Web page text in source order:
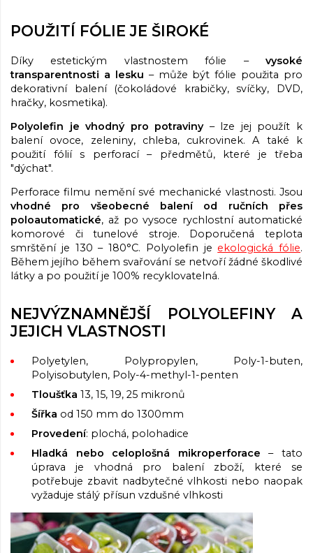
POUŽITÍ FÓLIE JE ŠIROKÉ
Díky estetickým vlastnostem fólie – vysoké
transparentnosti a lesku – může být fólie použita pro
dekorativní balení (čokoládové krabičky, svíčky, DVD,
hračky, kosmetika).
Polyolefin je vhodný pro potraviny– lze jej použít k
balení ovoce, zeleniny, chleba, cukrovinek. A také k
použití fólií s perforací – předmětů, které je třeba
"dýchat".
Perforace filmu nemění své mechanické vlastnosti. Jsou
vhodné pro všeobecné balení od ručních přes
poloautomatické, až po vysoce rychlostní automatické
komorové či tunelové stroje. Doporučená teplota
smrštění je 130 – 180°C. Polyolefin je ekologická fólie.
Během jejího během svařování se netvoří žádné škodlivé
látky a po použití je 100% recyklovatelná.
NEJVÝZNAMNĚJŠÍ POLYOLEFINY A
JEJICH VLASTNOSTI
Polyetylen, Polypropylen, Poly-1-buten,
Polyisobutylen, Poly-4-methyl-1-penten
Tloušťka 13, 15, 19, 25 mikronů
Šířka od 150 mm do 1300mm
Provedení: plochá, polohadice
Hladká nebo celoplošná mikroperforace – tato
úprava je vhodná pro balení zboží, které se
potřebuje zbavit nadbytečné vlhkosti nebo naopak
vyžaduje stálý přísun vzdušné vlhkosti